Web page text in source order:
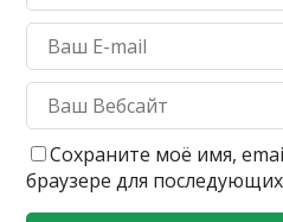
Сохраните моё имя,
браузере для